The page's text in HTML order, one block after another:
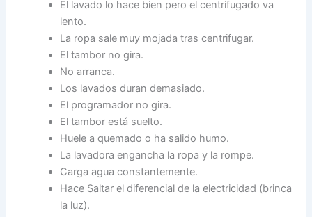
El lavado lo hace bien pero el centrifugado va
lento.
La ropa sale muy mojada tras centrifugar.
El tambor no gira.
No arranca.
Los lavados duran demasiado.
El programador no gira.
El tambor está suelto.
Huele a quemado o ha salido humo.
La lavadora engancha la ropa y la rompe.
Carga agua constantemente.
Hace Saltar el diferencial de la electricidad (brinca
la luz).